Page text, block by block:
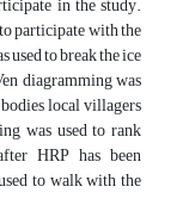
participate with the
used to break the ice
diagramming was
local villagers
was used to rank
HRP has been
to walk with the